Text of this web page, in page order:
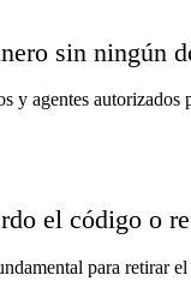
sin ningún
y agentes
el código o
para retirar